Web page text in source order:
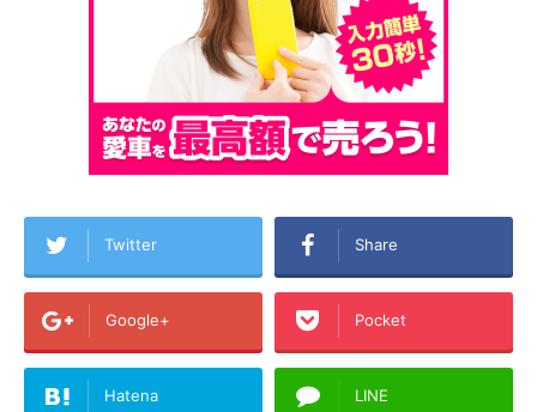
Twitter Share
Google+ Pocket
Hatena LINE